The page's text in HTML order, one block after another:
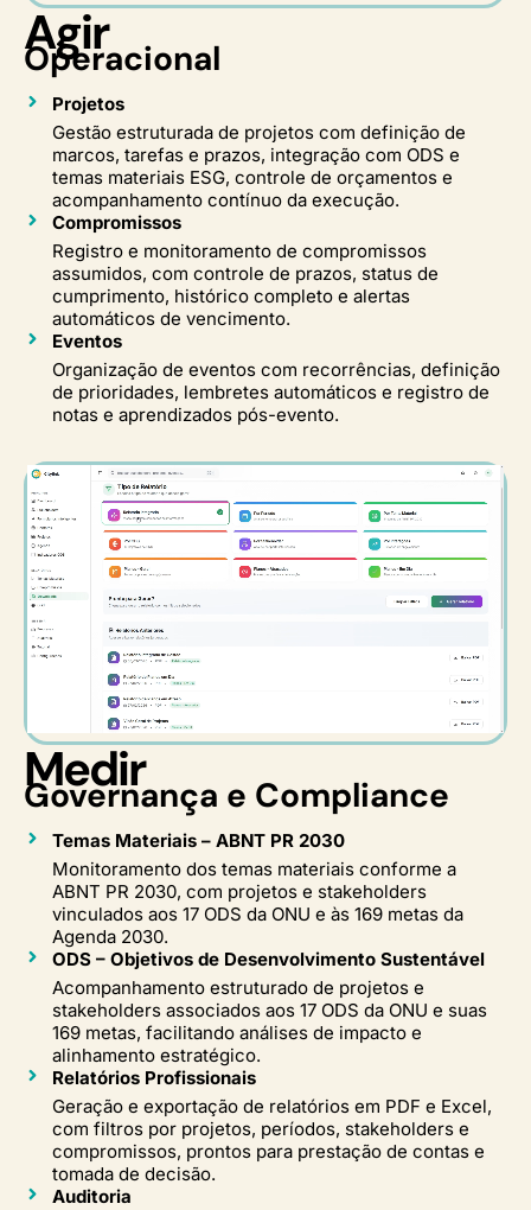
Agir
Operacional
Projetos
Gestão estruturada de projetos com definição de
marcos, tarefas e prazos, integração com ODS e
temas materiais ESG, controle de orçamentos e
acompanhamento contínuo da execução.
Compromissos
Registro e monitoramento de compromissos
assumidos, com controle de prazos, status de
cumprimento, histórico completo e alertas
automáticos de vencimento.
Eventos
Organização de eventos com recorrências, definição
de prioridades, lembretes automáticos e registro de
notas e aprendizados pós-evento.
Medir
Governança e Compliance
Temas Materiais – ABNT PR 2030
Monitoramento dos temas materiais conforme a
ABNT PR 2030, com projetos e stakeholders
vinculados aos 17 ODS da ONU e às 169 metas da
Agenda 2030.
ODS – Objetivos de Desenvolvimento Sustentável
Acompanhamento estruturado de projetos e
stakeholders associados aos 17 ODS da ONU e suas
169 metas, facilitando análises de impacto e
alinhamento estratégico.
Relatórios Profissionais
Geração e exportação de relatórios em PDF e Excel,
com filtros por projetos, períodos, stakeholders e
compromissos, prontos para prestação de contas e
tomada de decisão.
Auditoria